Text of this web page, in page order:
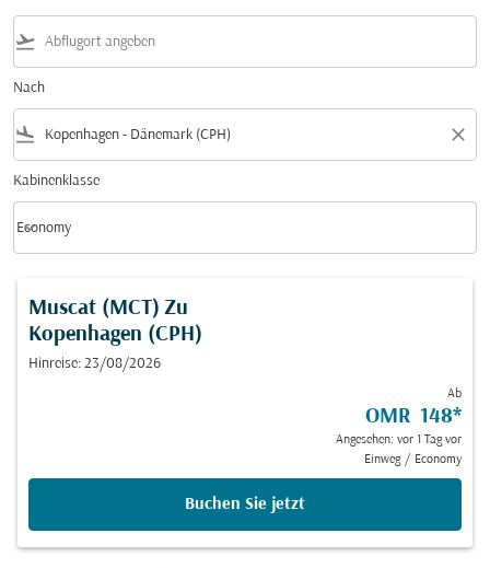
flight_takeoff
Nach
flight_land close
Kabinenklasse
Kabinenklasse option Economy Selected
Economy
keyboard_arrow_down
Muscat (MCT) Zu
Kopenhagen (CPH)
Hinreise: 23/08/2026
Ab
OMR 148*
Angesehen: vor 1 Tag vor
Einweg / Economy
Buchen Sie jetzt